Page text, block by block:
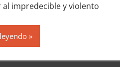
al impredecible y violento